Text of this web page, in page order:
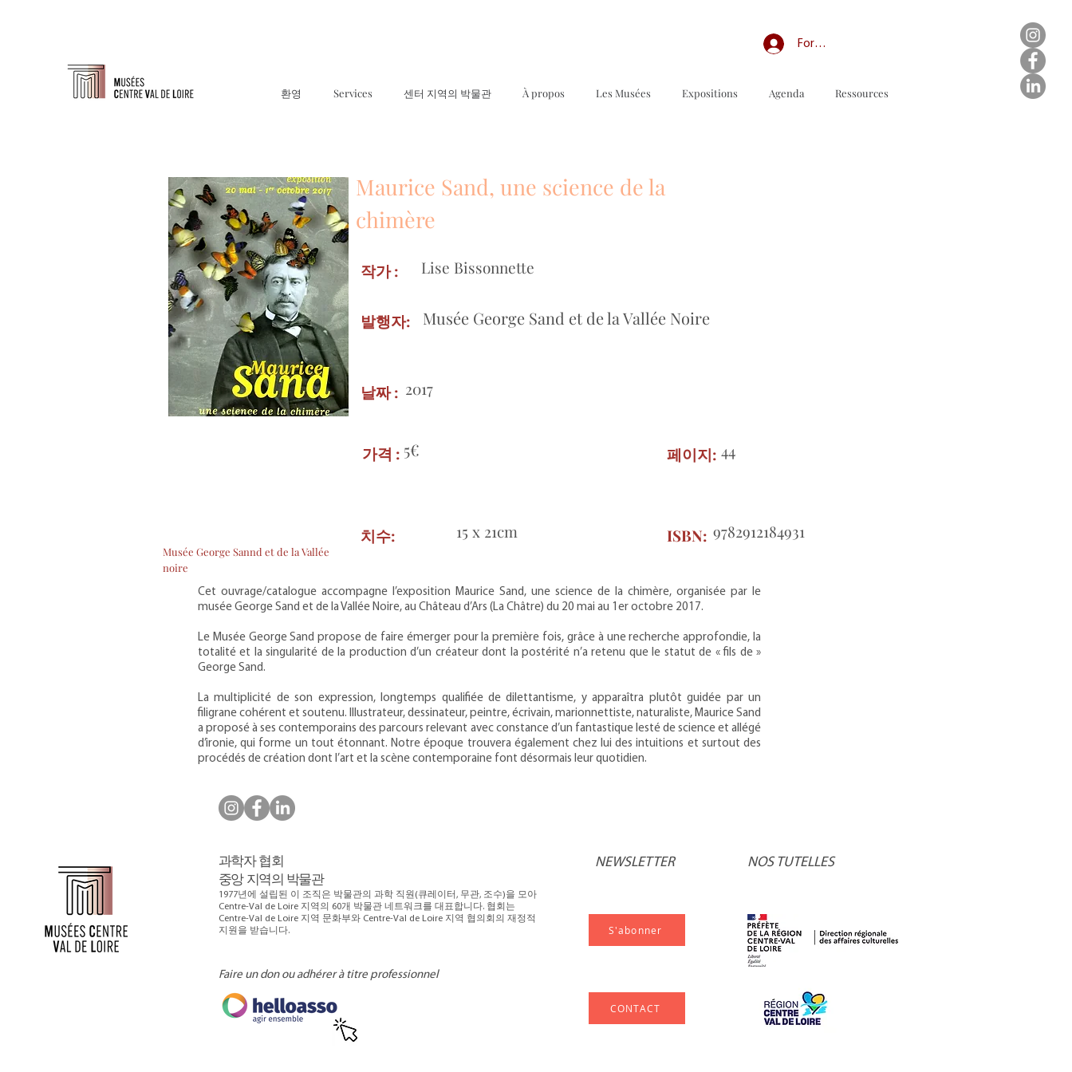
Forum professionnel/My Groups
환영 Services 센터 지역의 박물관 À propos Les Musées Expositions Agenda Ressources
Maurice Sand, une science de la
chimère
작가 : Lise Bissonnette
Musée George Sand et de la Vallée Noire
발행자:
2017
날짜 :
5€
가격 : 44
페이지:
Musée George Sannd et de la Vallée
noire
15 x 21cm
치수: 9782912184931
ISBN:
Cet ouvrage/catalogue accompagne l’exposition Maurice Sand, une science de la chimère, organisée par le
musée George Sand et de la Vallée Noire, au Château d’Ars (La Châtre) du 20 mai au 1er octobre 2017.
Le Musée George Sand propose de faire émerger pour la première fois, grâce à une recherche approfondie, la
totalité et la singularité de la production d’un créateur dont la postérité n’a retenu que le statut de « fils de »
George Sand.
La multiplicité de son expression, longtemps qualifiée de dilettantisme, y apparaîtra plutôt guidée par un
filigrane cohérent et soutenu. Illustrateur, dessinateur, peintre, écrivain, marionnettiste, naturaliste, Maurice Sand
a proposé à ses contemporains des parcours relevant avec constance d’un fantastique lesté de science et allégé
d’ironie, qui forme un tout étonnant. Notre époque trouvera également chez lui des intuitions et surtout des
procédés de création dont l’art et la scène contemporaine font désormais leur quotidien.
과학자 협회
중앙 지역의 박물관
1977년에 설립된 이 조직은 박물관의 과학 직원(큐레이터, 무관, 조수)을 모아
Centre-Val de Loire 지역의 60개 박물관 네트워크를 대표합니다. 협회는
Centre-Val de Loire 지역 문화부와 Centre-Val de Loire 지역 협의회의 재정적
지원을 받습니다.
NEWSLETTER
S'abonner
Faire un don ou adhérer à titre professionnel
CONTACT
NOS TUTELLES